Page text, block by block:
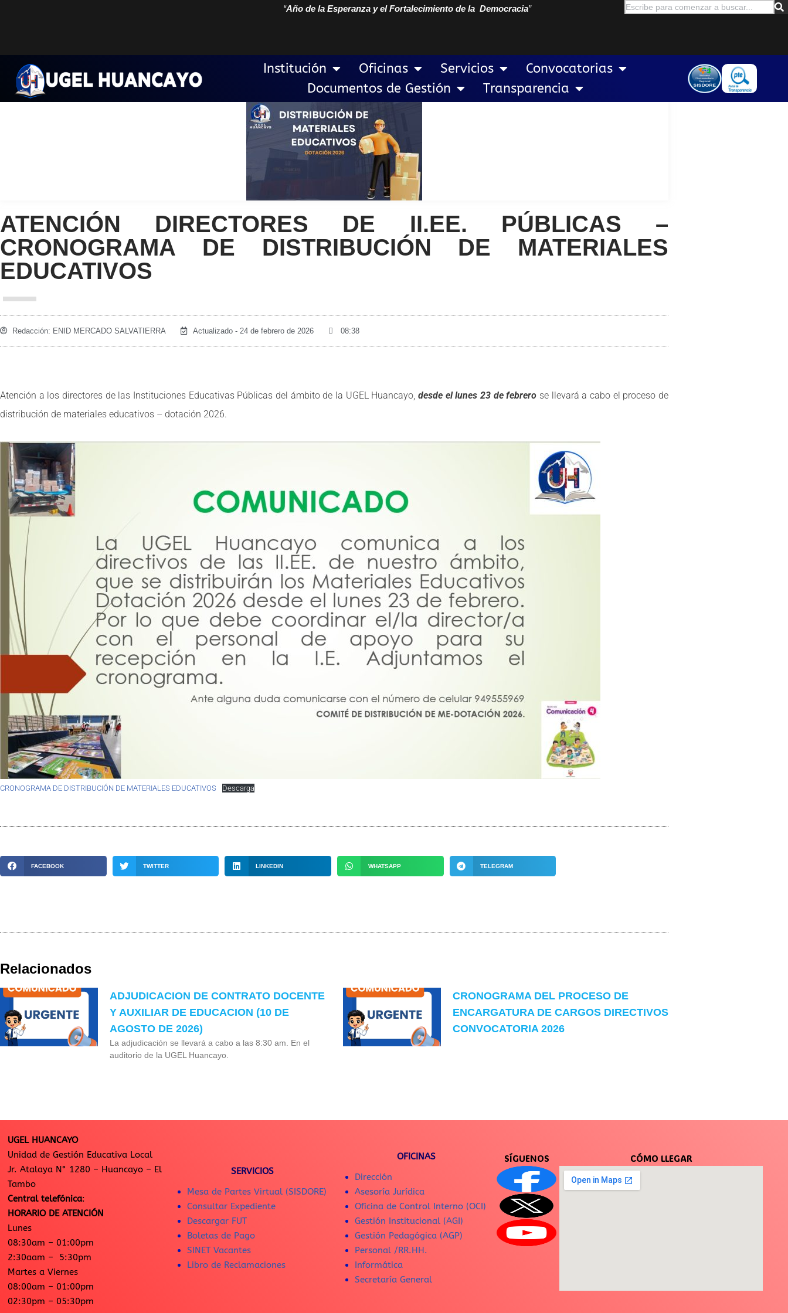
contenido
“Año de la Esperanza y el Fortalecimiento de la Democracia”
Institución Oficinas Servicios
Convocatorias
Documentos de Gestión
Transparencia
ATENCIÓN DIRECTORES DE II.EE. PÚBLICAS –
CRONOGRAMA DE DISTRIBUCIÓN DE MATERIALES
EDUCATIVOS
Redacción: ENID MERCADO SALVATIERRA Actualizado - 24 de febrero de 2026 08:38
Atención a los directores de las Instituciones Educativas Públicas del ámbito de la UGEL Huancayo, desde el lunes 23 de febrero se llevará a cabo el proceso de
distribución de materiales educativos – dotación 2026.
CRONOGRAMA DE DISTRIBUCIÓN DE MATERIALES EDUCATIVOS Descarga
FACEBOOK TWITTER LINKEDIN WHATSAPP TELEGRAM
Relacionados
ADJUDICACION DE CONTRATO DOCENTE
Y AUXILIAR DE EDUCACION (10 DE
AGOSTO DE 2026)
La adjudicación se llevará a cabo a las 8:30 am. En el
auditorio de la UGEL Huancayo.
CRONOGRAMA DEL PROCESO DE
ENCARGATURA DE CARGOS DIRECTIVOS
CONVOCATORIA 2026
UGEL HUANCAYO
Unidad de Gestión Educativa Local
Jr. Atalaya N° 1280 – Huancayo – El
Tambo
Central telefónica:
HORARIO DE ATENCIÓN
Lunes
08:30am – 01:00pm
2:30aam – 5:30pm
Martes a Viernes
08:00am – 01:00pm
02:30pm – 05:30pm
SERVICIOS
Mesa de Partes Virtual (SISDORE)
Consultar Expediente
Descargar FUT
Boletas de Pago
SINET Vacantes
Libro de Reclamaciones
OFICINAS
Dirección
Asesoría Jurídica
Oficina de Control Interno (OCI)
Gestión Institucional (AGI)
Gestión Pedagógica (AGP)
Personal /RR.HH.
Informática
Secretaría General
SÍGUENOS CÓMO LLEGAR